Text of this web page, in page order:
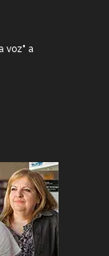
voz" a